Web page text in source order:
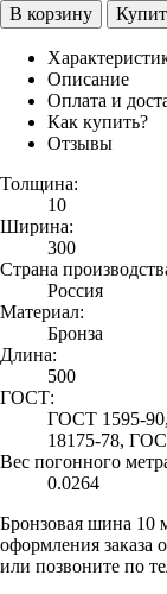
В корзину
Описание
Оплата и
Как купить?
Отзывы
Толщина:
10
Ширина:
300
Страна
Россия
Материал:
Бронза
Длина:
500
ГОСТ:
ГОСТ 1595-
18175-78,
Вес погонного
0.0264
Бронзовая шина 10
оформления заказа
или позвоните по